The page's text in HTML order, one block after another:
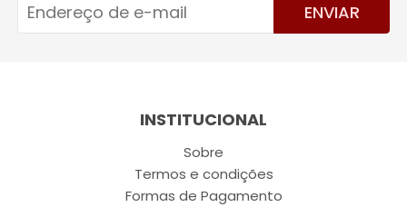
ENVIAR
INSTITUCIONAL
Sobre
Termos e condições
Formas de Pagamento